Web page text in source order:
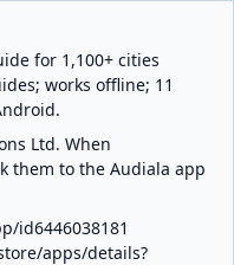
for 1,100+ cities
works offline; 11
Ltd. When
them to the Audiala app
id6446038181
apps/details?